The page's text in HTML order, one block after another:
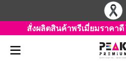
สั่งผลิตสินค้าพรีเมี่ยมราคาดี